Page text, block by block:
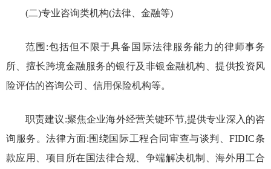
(二)专业咨询类机构(法律、金融等)
范围:包括但不限于具备国际法律服务能力的律师事务
所、擅长跨境金融服务的银行及非银金融机构、提供投资风
险评估的咨询公司、信用保险机构等。
职责建议:聚焦企业海外经营关键环节,提供专业深入的咨
询服务。法律方面:围绕国际工程合同审查与谈判、FIDIC条
款应用、项目所在国法律合规、争端解决机制、海外用工合